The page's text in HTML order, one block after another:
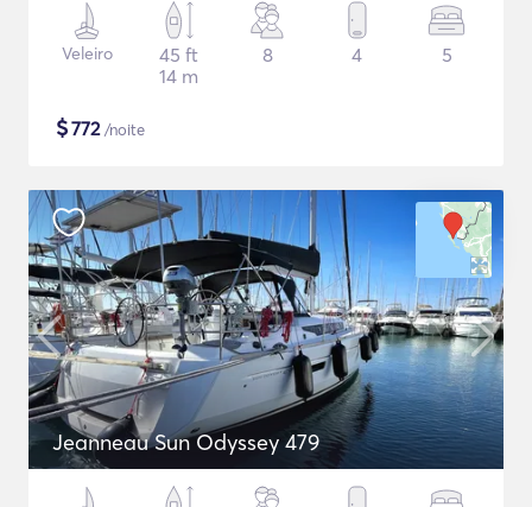
Veleiro
45 ft
14 m
8 4 5
$772/noite
Jeanneau Sun Odyssey 479